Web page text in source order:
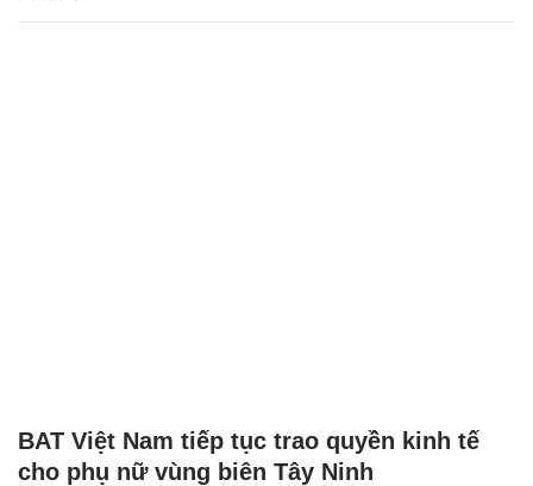
BAT Việt Nam tiếp tục trao quyền kinh tế
cho phụ nữ vùng biên Tây Ninh